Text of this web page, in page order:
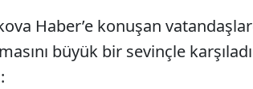
Haber’e konuşan
büyük bir sevinçle